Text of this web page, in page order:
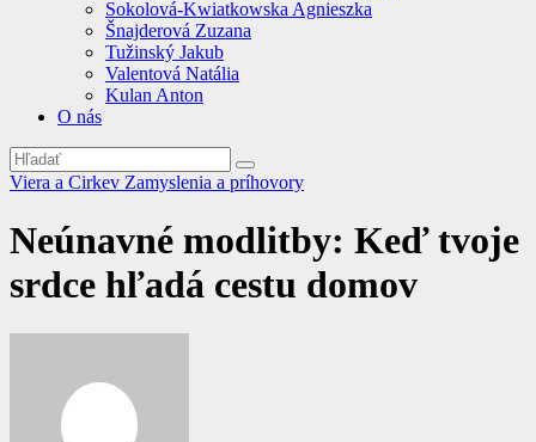
Sokolová-Kwiatkowska Agnieszka
Šnajderová Zuzana
Tužinský Jakub
Valentová Natália
Kulan Anton
O nás
Viera a Cirkev Zamyslenia a príhovory
Neúnavné modlitby: Keď tvoje
srdce hľadá cestu domov